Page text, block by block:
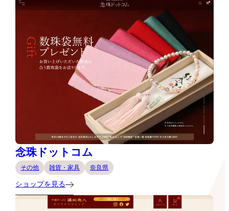
念珠ドットコム
その他 雑貨・家具 奈良県
ショップを見る